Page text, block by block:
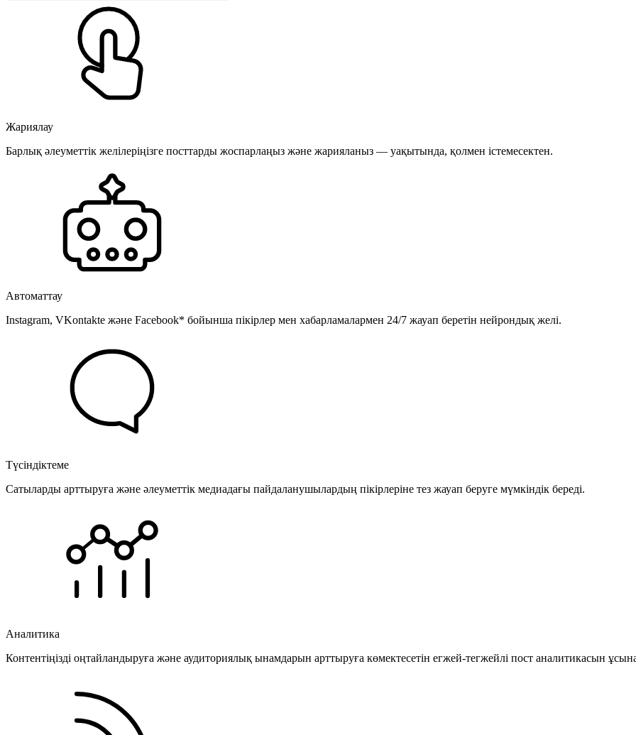
Жариялау
Барлық әлеуметтік желілеріңізге посттарды жоспарлаңыз және жарияланыз — уақытында, қолмен істемесектен.
Автоматтау
Instagram, VKontakte және Facebook* бойынша пікірлер мен хабарламалармен 24/7 жауап беретін нейрондық желі.
Түсіндіктеме
Сатыларды арттыруға және әлеуметтік медиадағы пайдаланушылардың пікірлеріне тез жауап беруге мүмкіндік береді.
Аналитика
Контентіңізді оңтайландыруға және аудиториялық ынамдарын арттыруға көмектесетін егжей-тегжейлі пост аналитикасын